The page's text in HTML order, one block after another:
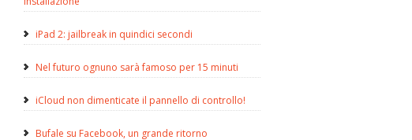
iPad 2: jailbreak in quindici secondi
Nel futuro ognuno sarà famoso per 15 minuti
iCloud non dimenticate il pannello di controllo!
Bufale su Facebook, un grande ritorno